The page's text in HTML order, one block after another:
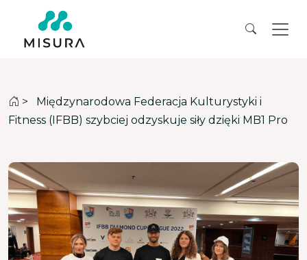
>
Międzynarodowa Federacja Kulturystyki i
Fitness (IFBB) szybciej odzyskuje siły dzięki MB1 Pro